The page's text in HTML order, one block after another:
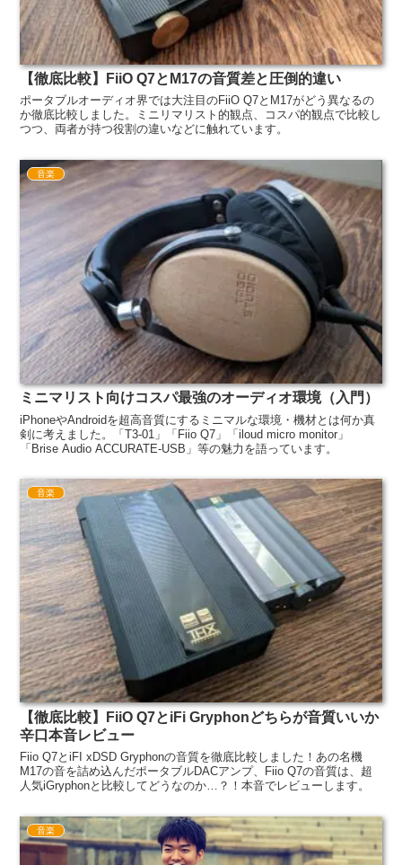
【徹底比較】FiiO Q7とM17の音質差と圧倒的違い
ポータブルオーディオ界では大注目のFiiO Q7とM17がどう異なるの
か徹底比較しました。ミニリマリスト的観点、コスパ的観点で比較し
つつ、両者が持つ役割の違いなどに触れています。
音楽
ミニマリスト向けコスパ最強のオーディオ環境（入門）
iPhoneやAndroidを超高音質にするミニマルな環境・機材とは何か真
剣に考えました。「T3-01」「Fiio Q7」「iloud micro monitor」
「Brise Audio ACCURATE-USB」等の魅力を語っています。
音楽
【徹底比較】FiiO Q7とiFi Gryphonどちらが音質いいか
辛口本音レビュー
Fiio Q7とiFI xDSD Gryphonの音質を徹底比較しました！あの名機
M17の音を詰め込んだポータブルDACアンプ、Fiio Q7の音質は、超
人気iGryphonと比較してどうなのか…？！本音でレビューします。
音楽